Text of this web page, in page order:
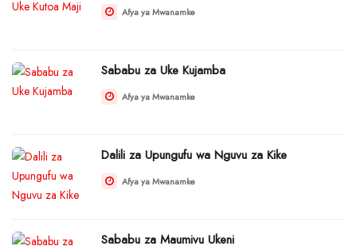
Afya ya Mwanamke
Sababu za Uke Kujamba
Afya ya Mwanamke
Dalili za Upungufu wa Nguvu za Kike
Afya ya Mwanamke
Sababu za Maumivu Ukeni